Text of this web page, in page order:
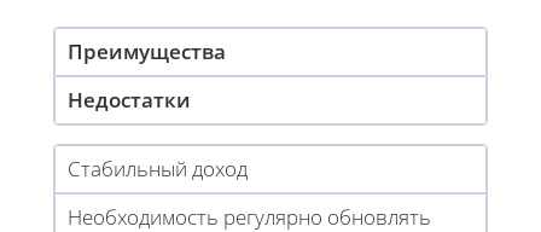
Преимущества
Недостатки
Стабильный доход
Необходимость регулярно обновлять